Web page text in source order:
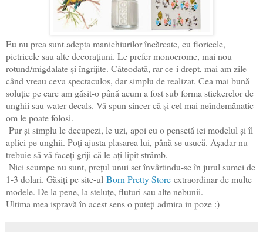
Eu nu prea sunt adepta manichiurilor încărcate, cu floricele,
pietricele sau alte decorațiuni. Le prefer monocrome, mai nou
rotund/migdalate și îngrijite. Câteodată, rar ce-i drept, mai am zile
când vreau ceva spectaculos, dar simplu de realizat. Cea mai bună
soluție pe care am găsit-o până acum a fost sub forma stickerelor de
unghii sau water decals. Vă spun sincer că și cel mai neîndemânatic
om le poate folosi.
Pur și simplu le decupezi, le uzi, apoi cu o pensetă iei modelul și îl
aplici pe unghii. Poți ajusta plasarea lui, până se usucă. Așadar nu
trebuie să vă faceți griji că le-ați lipit strâmb.
Nici scumpe nu sunt, prețul unui set învârtindu-se în jurul sumei de
1-3 dolari. Găsiți pe site-ul Born Pretty Store extraordinar de multe
modele. De la pene, la steluțe, fluturi sau alte nebunii.
Ultima mea ispravă în acest sens o puteți admira in poze :)